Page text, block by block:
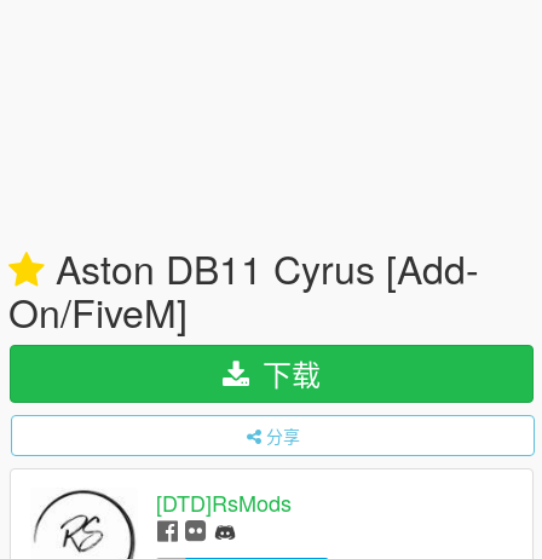
Aston DB11 Cyrus [Add-
On/FiveM]
下载
分享
[DTD]RsMods